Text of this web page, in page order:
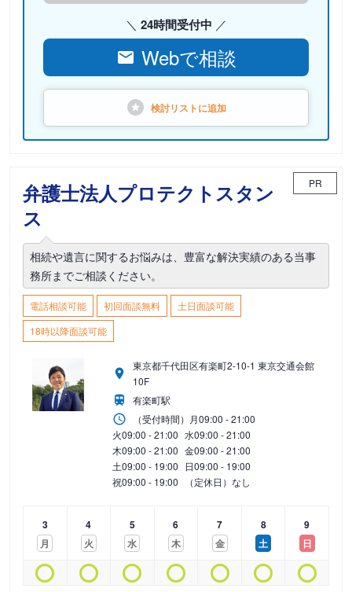
24時間受付中
Webで相談
検討リストに追加
弁護士法人プロテクトスタン
ス
PR
相続や遺言に関するお悩みは、豊富な解決実績のある当事
務所までご相談ください。
電話相談可能 初回面談無料
土日面談可能
18時以降面談可能
東京都千代田区有楽町2-10-1 東京交通会館
10F
有楽町駅
（受付時間） 月09:00 - 21:00
火09:00 - 21:00 水09:00 - 21:00
木09:00 - 21:00 金09:00 - 21:00
土09:00 - 19:00 日09:00 - 19:00
祝09:00 - 19:00 （定休日）なし
3
月
4
火
5
水
6
木
7
金
8
土
9
日